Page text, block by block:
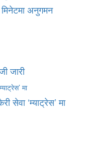
मिनेटमा अनुगमन
जारी
सेवा ‘म्याट्रेस’ मा